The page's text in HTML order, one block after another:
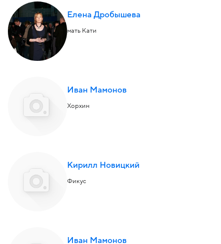
Елена Дробышева
мать Кати
Иван Мамонов
Хорхин
Кирилл Новицкий
Фикус
Иван Мамонов